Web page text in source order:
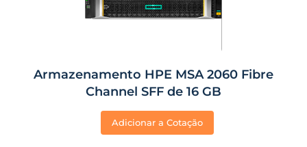
Armazenamento HPE MSA 2060 Fibre
Channel SFF de 16 GB
Adicionar a Cotação